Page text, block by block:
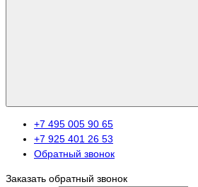
+7 495 005 90 65
+7 925 401 26 53
Обратный звонок
Заказать обратный звонок